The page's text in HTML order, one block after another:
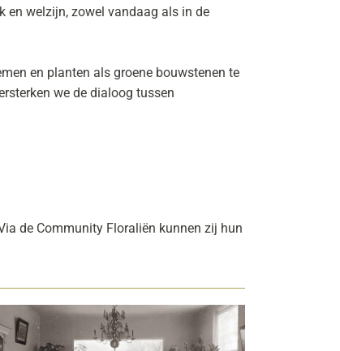
en welzijn, zowel vandaag als in de
en planten als groene bouwstenen te
we de dialoog tussen
de Community Floraliën kunnen zij hun